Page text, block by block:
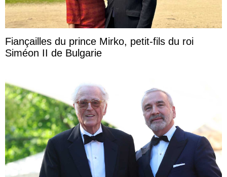
Fiançailles du prince Mirko, petit-fils du roi
Siméon II de Bulgarie